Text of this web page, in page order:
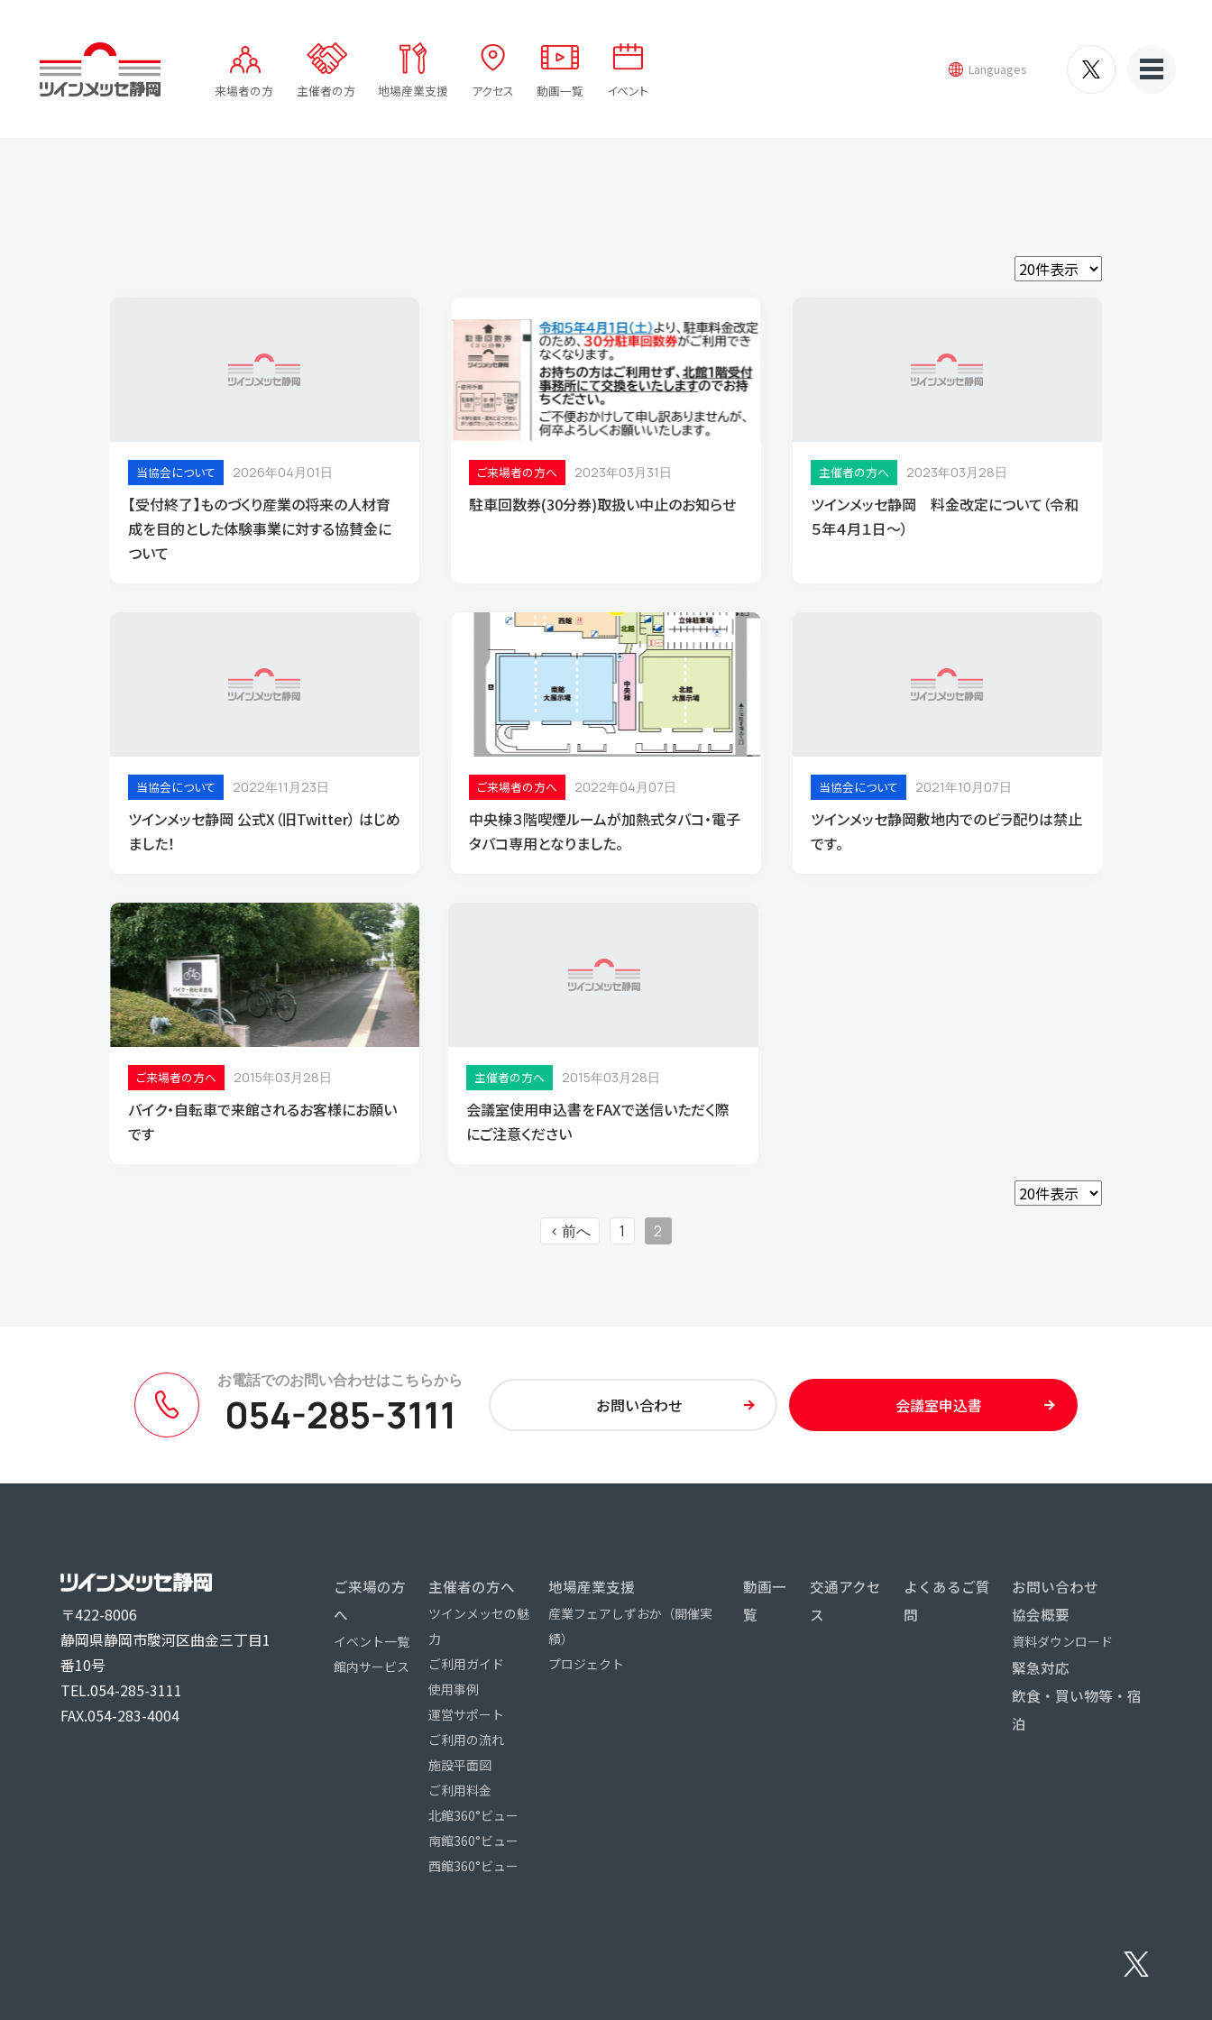
ツインメッセ静岡
来場者の方 主催者の方 地場産業支援 アクセス 動画一覧 イベント
主催者の方へ
ツインメッセの魅力
施設案内
運営サポート
ご利用の流れ
南館360°ビュー
産業フェアしずおか（開催実
よくあるご質問 お問い合わせ
SNS運用方針 協会概要 緊急対応 飲食・買い物等／宿泊施設
当協会について 2026年04月01日
【受付終了】ものづくり産業の将来の人材育
成を目的とした体験事業に対する協賛金に
ついて
ご来場者の方へ 2023年03月31日
駐車回数券(30分券)取扱い中止のお知らせ
主催者の方へ 2023年03月28日
ツインメッセ静岡 料金改定について（令和
５年４月１日～）
当協会について 2022年11月23日
ツインメッセ静岡 公式X（旧Twitter） はじめ
ました！
ご来場者の方へ 2022年04月07日
中央棟３階喫煙ルームが加熱式タバコ・電子
タバコ専用となりました。
当協会について 2021年10月07日
ツインメッセ静岡敷地内でのビラ配りは禁止
です。
ご来場者の方へ 2015年03月28日
バイク・自転車で来館されるお客様にお願い
です
主催者の方へ 2015年03月28日
会議室使用申込書をFAXで送信いただく際
にご注意ください
< 前へ 1 2
054-285-3111 お問い合わせ 会議室申込書
〒422-8006
静岡県静岡市駿河区曲金三丁目1
番10号
TEL.054-285-3111
FAX.054-283-4004
ご来場の方
へ
イベント一覧
館内サービス
主催者の方へ
ツインメッセの魅
力
ご利用ガイド
使用事例
運営サポート
ご利用の流れ
施設平面図
ご利用料金
北館360°ビュー
南館360°ビュー
西館360°ビュー
地場産業支援
産業フェアしずおか（開催実
績）
プロジェクト
動画一
覧
交通アクセ
ス
よくあるご質
問
お問い合わせ
協会概要
資料ダウンロード
緊急対応
飲食・買い物等・宿
泊